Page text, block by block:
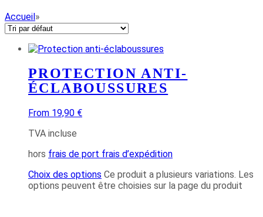
Accueil»
PROTECTION ANTI-
ÉCLABOUSSURES
From 19,90 €
TVA incluse
hors frais de port frais d’expédition
Choix des options Ce produit a plusieurs variations. Les
options peuvent être choisies sur la page du produit